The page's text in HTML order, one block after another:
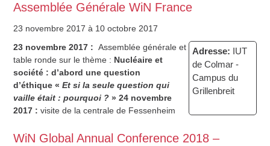
Assemblée Générale WiN France
23 novembre 2017 à 10 octobre 2017
Adresse: IUT
de Colmar -
Campus du
Grillenbreit
23 novembre 2017 :Assemblée générale et
table ronde sur le thème : Nucléaire et
société : d’abord une question
d’éthique«Et si la seule question qui
vaille était : pourquoi ? » 24 novembre
2017 :visite de la centrale de Fessenheim
WiN Global Annual Conference 2018 –